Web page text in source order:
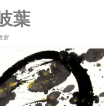
葉
室